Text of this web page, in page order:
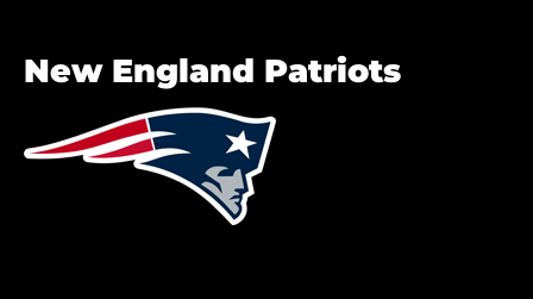
New England Patriots